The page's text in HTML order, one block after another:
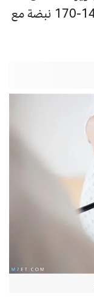
ضربات القلب حتى يصل الى 140-170 نبضة مع